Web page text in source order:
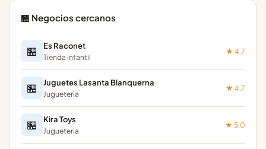
🏪 Negocios cercanos
🏪 Es Raconet
Tienda infantil
★ 4.7
🏪 Juguetes Lasanta Blanquerna
Jugueteria
★ 4.7
🏪 Kira Toys
Jugueteria
★ 5.0